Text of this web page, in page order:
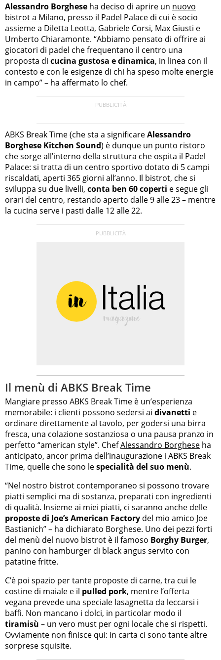
Alessandro Borghese ha deciso di aprire un nuovo
bistrot a Milano, presso il Padel Palace di cui è socio
assieme a Diletta Leotta, Gabriele Corsi, Max Giusti e
Umberto Chiaramonte. “Abbiamo pensato di offrire ai
giocatori di padel che frequentano il centro una
proposta di cucina gustosa e dinamica, in linea con il
contesto e con le esigenze di chi ha speso molte energie
in campo” – ha affermato lo chef.
ABKS Break Time (che sta a significareAlessandro
Borghese Kitchen Sound) è dunque un punto ristoro
che sorge all’interno della struttura che ospita il Padel
Palace: si tratta di un centro sportivo dotato di 5 campi
riscaldati, aperti 365 giorni all’anno. Il bistrot, che si
sviluppa su due livelli, conta ben 60 coperti e segue gli
orari del centro, restando aperto dalle 9 alle 23 – mentre
la cucina serve i pasti dalle 12 alle 22.
Il menù di ABKS Break Time
Mangiare presso ABKS Break Time è un’esperienza
memorabile: i clienti possono sedersi ai divanetti e
ordinare direttamente al tavolo, per godersi una birra
fresca, una colazione sostanziosa o una pausa pranzo in
perfetto “american style”. ChefAlessandro Borghese ha
anticipato, ancor prima dell’inaugurazione i ABKS Break
Time, quelle che sono lespecialità del suo menù.
“Nel nostro bistrot contemporaneo si possono trovare
piatti semplici ma di sostanza, preparati con ingredienti
di qualità. Insieme ai miei piatti, ci saranno anche delle
proposte di Joe’s American Factory del mio amico Joe
Bastianich” – ha dichiarato Borghese. Uno dei pezzi forti
del menù del nuovo bistrot è il famoso Borghy Burger,
panino con hamburger di black angus servito con
patatine fritte.
C’è poi spazio per tante proposte di carne, tra cui le
costine di maiale e il pulled pork, mentre l’offerta
vegana prevede una speciale lasagnetta da leccarsi i
baffi. Non mancano i dolci, in particolar modo il
tiramisù – un vero must per ogni locale che si rispetti.
Ovviamente non finisce qui: in carta ci sono tante altre
sorprese squisite.